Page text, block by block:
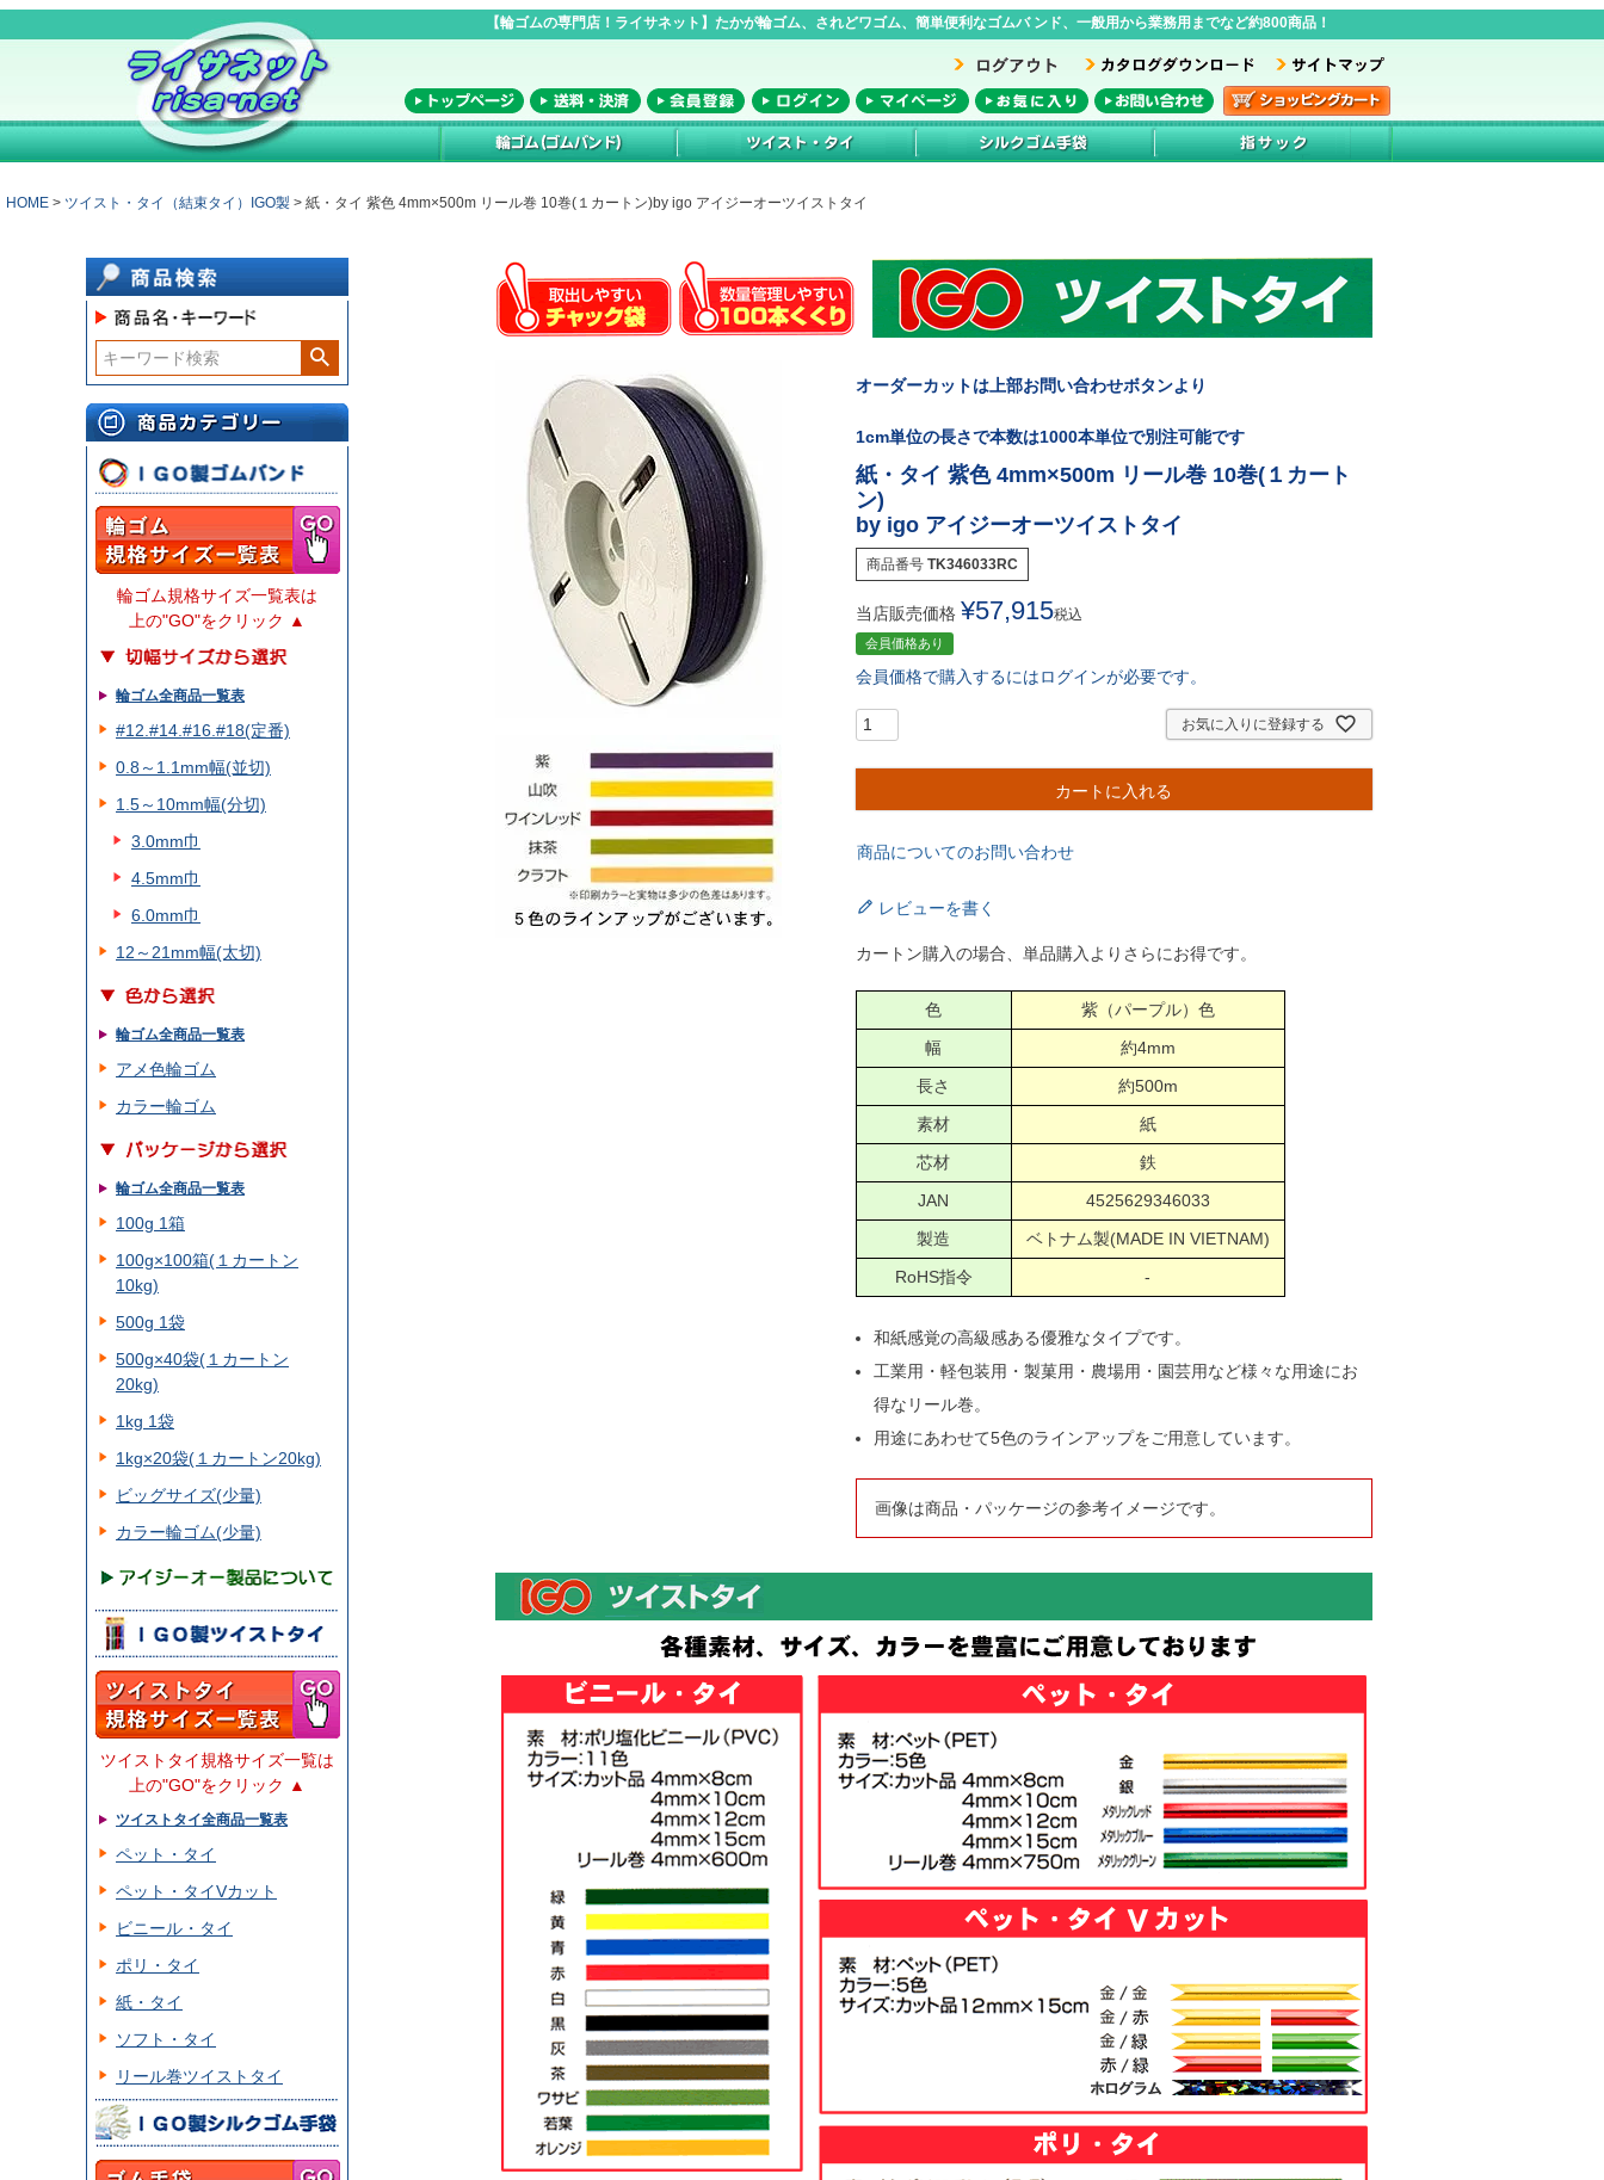
【輪ゴムの専門店！ライサネット】たかが輪ゴム、されどワゴム、簡単便利なゴムバ ンド、一般用から業務用までなど約800商品！
HOME ツイスト・タイ（結束タイ）IGO製 紙・タイ 紫色 4mm×500m リール巻 10巻(１カートン)by igo アイジーオーツイストタイ
輪ゴム規格サイズ一覧表は
上の"GO"をクリック ▲
輪ゴム全商品一覧表
#12.#14.#16.#18(定番)
0.8～1.1mm幅(並切)
1.5～10mm幅(分切)
3.0mm巾
4.5mm巾
6.0mm巾
12～21mm幅(太切)
輪ゴム全商品一覧表
アメ色輪ゴム
カラー輪ゴム
輪ゴム全商品一覧表
100g 1箱
100g×100箱(１カートン
10kg)
500g 1袋
500g×40袋(１カートン
20kg)
1kg 1袋
1kg×20袋(１カートン20kg)
ビッグサイズ(少量)
カラー輪ゴム(少量)
ツイストタイ規格サイズ一覧は
上の"GO"をクリック ▲
ツイストタイ全商品一覧表
ペット・タイ
ペット・タイVカット
ビニール・タイ
ポリ・タイ
紙・タイ
ソフト・タイ
リール巻ツイストタイ
オーダーカットは上部お問い合わせボタンより
1cm単位の長さで本数は1000本単位で別注可能です
紙・タイ 紫色 4mm×500m リール巻 10巻(１カート
ン)
by igo アイジーオーツイストタイ
商品番号 TK346033RC
当店販売価格 ¥57,915税込
会員価格あり
会員価格で購入するにはログインが必要です。
お気に入りに登録する
カートに入れる
商品についてのお問い合わせ
レビューを書く
カートン購入の場合、単品購入よりさらにお得です。
色
紫（パープル）色
幅
約4mm
長さ
約500m
素材
紙
芯材
鉄
JAN
4525629346033
製造
ベトナム製(MADE IN VIETNAM)
RoHS指令
-
和紙感覚の高級感ある優雅なタイプです。
工業用・軽包装用・製菓用・農場用・園芸用など様々な用途にお
得なリール巻。
用途にあわせて5色のラインアップをご用意しています。
画像は商品・パッケージの参考イメージです。